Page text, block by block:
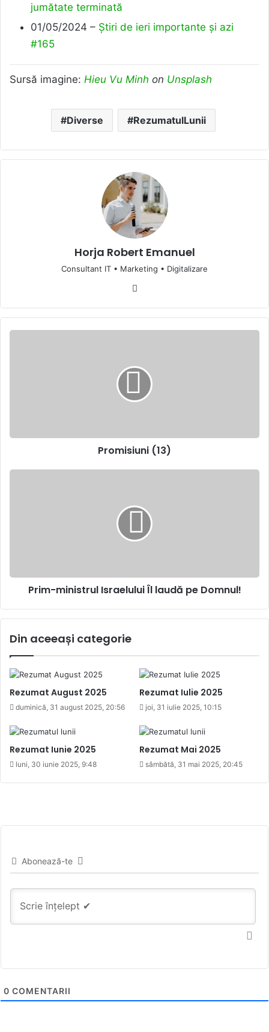
jumătate terminată
01/05/2024 – Știri de ieri importante și azi
#165
Sursă imagine: Hieu Vu Minh on Unsplash
Diverse RezumatulLunii
Horja Robert Emanuel
Consultant IT • Marketing • Digitalizare
Promisiuni (13)
Prim-ministrul Israelului Îl laudă pe Domnul!
Din aceeași categorie
Rezumat August 2025
duminică, 31 august 2025, 20:56
Rezumat Iulie 2025
joi, 31 iulie 2025, 10:15
Rezumat Iunie 2025
luni, 30 iunie 2025, 9:48
Rezumat Mai 2025
sâmbătă, 31 mai 2025, 20:45
Abonează-te
0 COMENTARII